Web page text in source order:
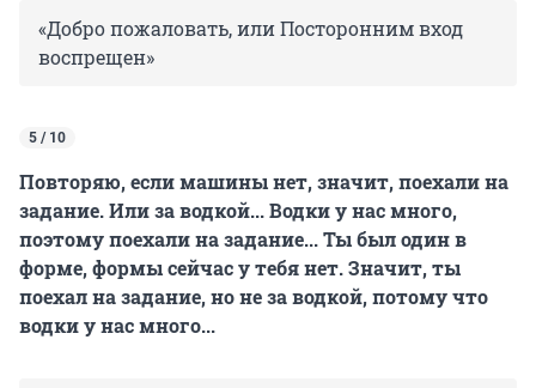
«Добро пожаловать, или Посторонним вход
воспрещен»
5 / 10
Повторяю, если машины нет, значит, поехали на
задание. Или за водкой... Водки у нас много,
поэтому поехали на задание... Ты был один в
форме, формы сейчас у тебя нет. Значит, ты
поехал на задание, но не за водкой, потому что
водки у нас много...